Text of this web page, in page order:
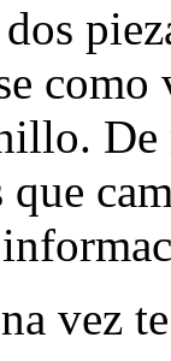
De
que
vez